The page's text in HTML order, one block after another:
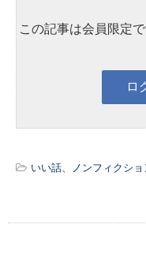
この記事は会員限定
いい話、ノンフィクシ